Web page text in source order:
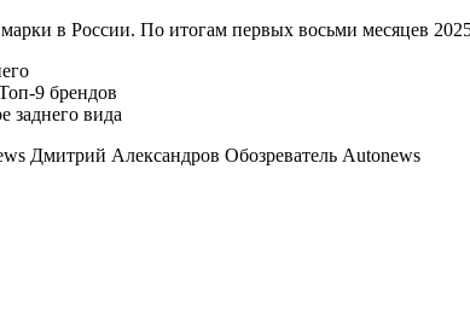
в России. По итогам первых восьми месяцев
9 брендов
заднего вида
Дмитрий Александров Обозреватель Autonews